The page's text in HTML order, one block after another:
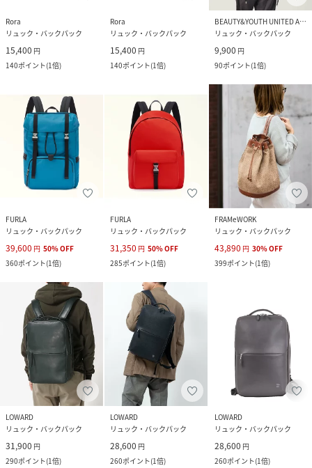
Rora
リュック・バックパック
15,400 円
140ポイント(1倍)
Rora
リュック・バックパック
15,400 円
140ポイント(1倍)
BEAUTY&YOUTH UNITED ARROWS
リュック・バックパック
9,900 円
90ポイント(1倍)
FURLA
リュック・バックパック
39,600 円 50%OFF
360ポイント(1倍)
FURLA
リュック・バックパック
31,350 円 50%OFF
285ポイント(1倍)
FRAMeWORK
リュック・バックパック
43,890 円 30%OFF
399ポイント(1倍)
LOWARD
リュック・バックパック
31,900 円
290ポイント(1倍)
LOWARD
リュック・バックパック
28,600 円
260ポイント(1倍)
LOWARD
リュック・バックパック
28,600 円
260ポイント(1倍)